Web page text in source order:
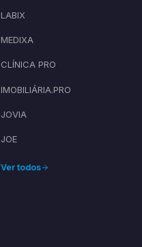
LABIX
MEDIXA
CLÍNICA PRO
IMOBILIÁRIA.PRO
JOVIA
JOE
Ver todos